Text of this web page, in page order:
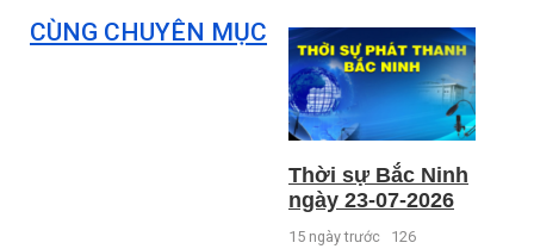
CÙNG CHUYÊN MỤC
Thời sự Bắc Ninh
ngày 23-07-2026
15 ngày trước 126